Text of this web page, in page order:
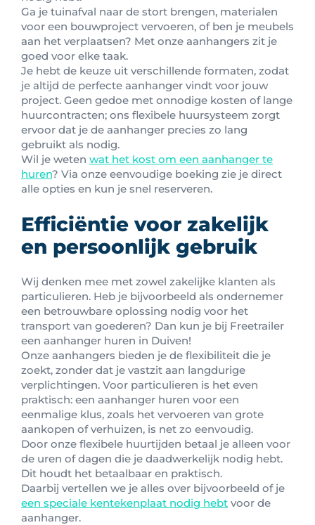
Ga je tuinafval naar de stort brengen, materialen
voor een bouwproject vervoeren, of ben je meubels
aan het verplaatsen? Met onze aanhangers zit je
goed voor elke taak.
Je hebt de keuze uit verschillende formaten, zodat
je altijd de perfecte aanhanger vindt voor jouw
project. Geen gedoe met onnodige kosten of lange
huurcontracten; ons flexibele huursysteem zorgt
ervoor dat je de aanhanger precies zo lang
gebruikt als nodig.
Wil je weten wat het kost om een aanhanger te
huren? Via onze eenvoudige boeking zie je direct
alle opties en kun je snel reserveren.
Efficiëntie voor zakelijk
en persoonlijk gebruik
Wij denken mee met zowel zakelijke klanten als
particulieren. Heb je bijvoorbeeld als ondernemer
een betrouwbare oplossing nodig voor het
transport van goederen? Dan kun je bij Freetrailer
een aanhanger huren in Duiven!
Onze aanhangers bieden je de flexibiliteit die je
zoekt, zonder dat je vastzit aan langdurige
verplichtingen. Voor particulieren is het even
praktisch: een aanhanger huren voor een
eenmalige klus, zoals het vervoeren van grote
aankopen of verhuizen, is net zo eenvoudig.
Door onze flexibele huurtijden betaal je alleen voor
de uren of dagen die je daadwerkelijk nodig hebt.
Dit houdt het betaalbaar en praktisch.
Daarbij vertellen we je alles over bijvoorbeeld of je
een speciale kentekenplaat nodig hebt voor de
aanhanger.